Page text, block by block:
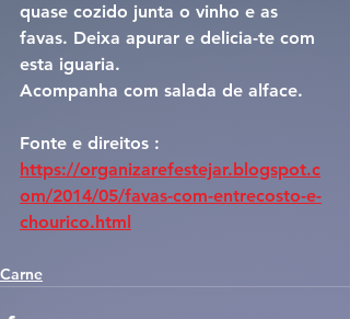
quase cozido junta o vinho e as
favas. Deixa apurar e delicia-te com
esta iguaria.
Acompanha com salada de alface.
Fonte e direitos :
https://organizarefestejar.blogspot.c
om/2014/05/favas-com-entrecosto-e-
chourico.html
Carne